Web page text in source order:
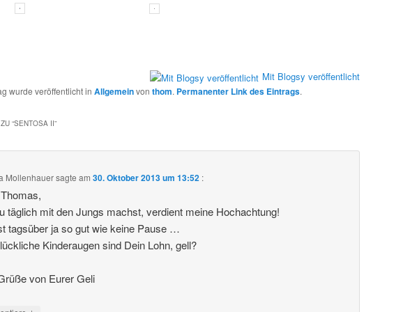
Mit Blogsy veröffentlicht
wurde veröffentlicht in Allgemeinvon thom. Permanenter Link des Eintrags.
“SENTOSA II”
Mollenhauersagte am30. Oktober 2013 um 13:52 :
täglich mit den Jungs machst, verdient meine Hochachtung!
tagsüber ja so gut wie keine Pause …
Kinderaugen sind Dein Lohn, gell?
von Eurer Geli